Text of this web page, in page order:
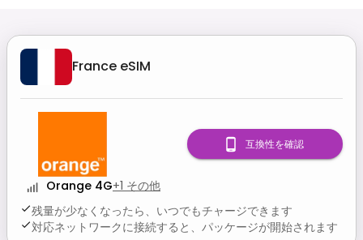
France eSIM
Orange 4G+1 その他
残量が少なくなったら、いつでもチャージできます
対応ネットワークに接続すると、パッケージが開始されます
互換性を確認